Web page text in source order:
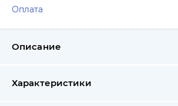
Оплата
Описание
Характеристики